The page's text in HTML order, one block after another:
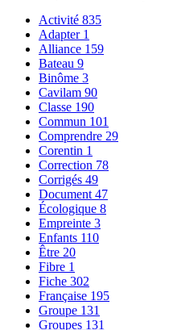
Activité 835
Adapter 1
Alliance 159
Bateau 9
Binôme 3
Cavilam 90
Classe 190
Commun 101
Comprendre 29
Corentin 1
Correction 78
Corrigés 49
Document 47
Écologique 8
Empreinte 3
Enfants 110
Être 20
Fibre 1
Fiche 302
Française 195
Groupe 131
Groupes 131